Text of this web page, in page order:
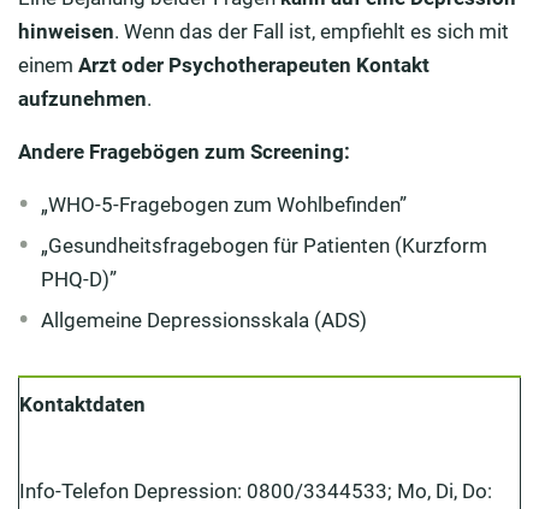
hinweisen. Wenn das der Fall ist, empfiehlt es sich mit
einem Arzt oder Psychotherapeuten Kontakt
aufzunehmen.
Andere Fragebögen zum Screening:
„WHO-5-Fragebogen zum Wohlbefinden”
„Gesundheitsfragebogen für Patienten (Kurzform
PHQ-D)”
Allgemeine Depressionsskala (ADS)
Kontaktdaten
Info-Telefon Depression: 0800/3344533; Mo, Di, Do: